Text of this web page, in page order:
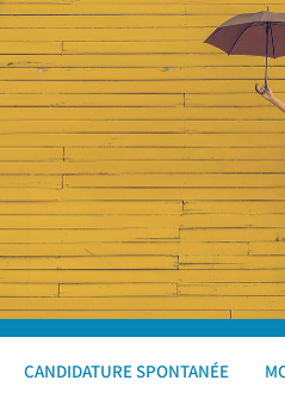
CANDIDATURE SPONTANÉE